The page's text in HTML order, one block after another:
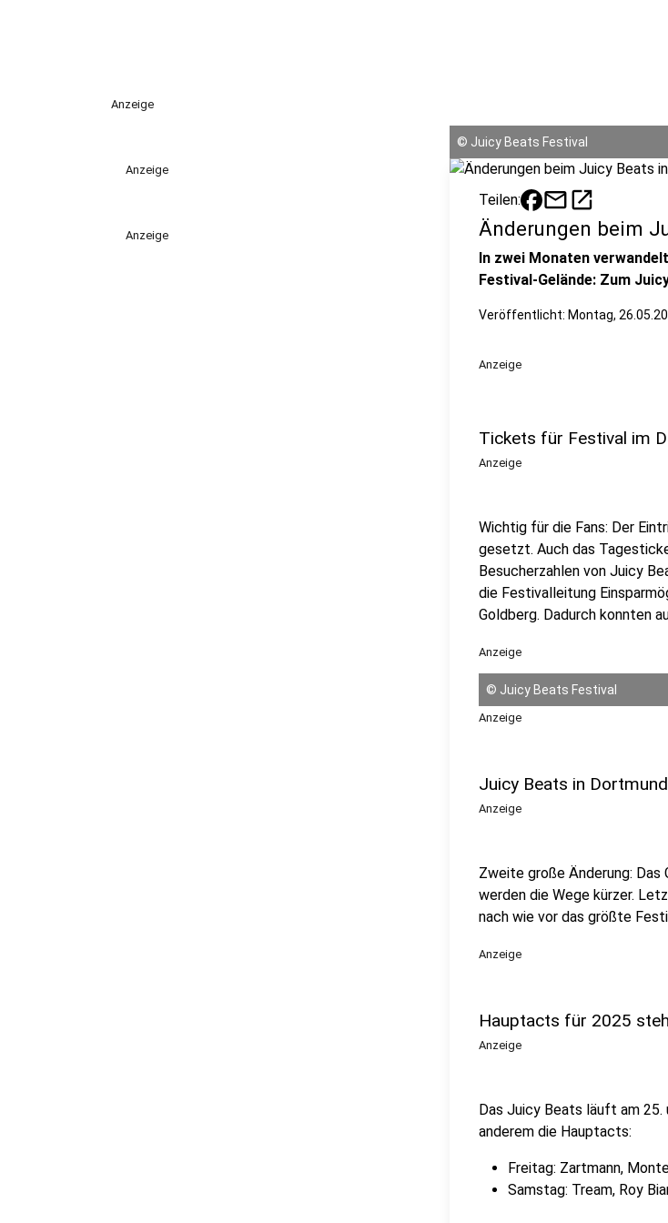
Anzeige
Anzeige
Anzeige
© Juicy Beats Festival
Teilen: mailopen_in_new
Änderungen beim
In zwei Monaten
Festival-Gelände: Zum
Veröffentlicht: Montag,
Anzeige
Tickets für Festival im
Anzeige
Wichtig für die Fans: Der
gesetzt. Auch das
Besucherzahlen von Juicy
die Festivalleitung
Goldberg. Dadurch konnten
Anzeige
© Juicy Beats Festival
Anzeige
Juicy Beats in
Anzeige
Zweite große Änderung: Das
werden die Wege kürzer.
nach wie vor das größte
Anzeige
Hauptacts für 2025
Anzeige
Das Juicy Beats läuft am 25.
anderem die Hauptacts:
Freitag: Zartmann,
Samstag: Tream, Roy